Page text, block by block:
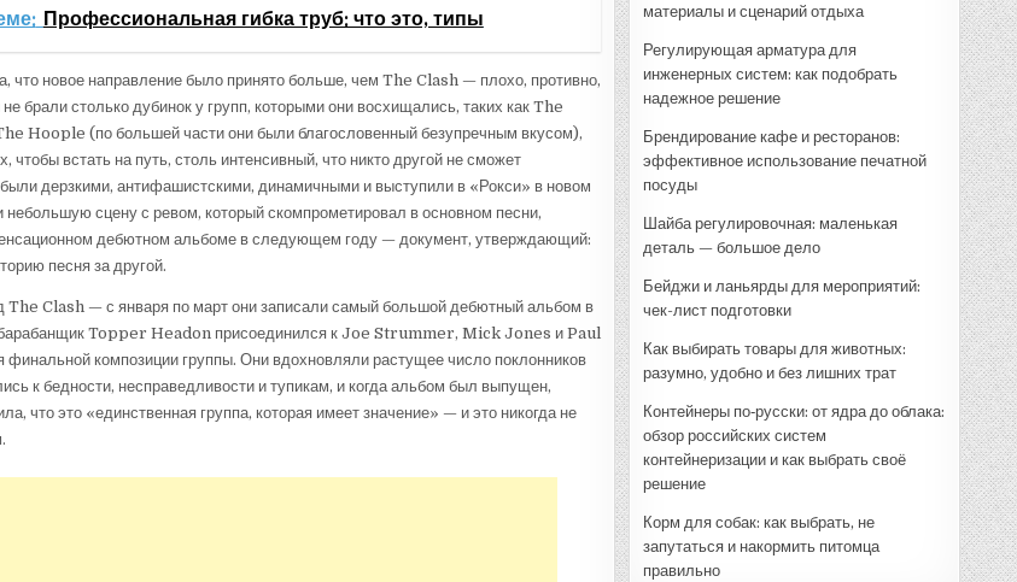
Профессиональная гибка труб: что это, типы
что новое направление было принято больше, чем The Clash — плохо, противно,
брали столько дубинок у групп, которыми они восхищались, таких как The
Hoople (по большей части они были благословенный безупречным вкусом),
чтобы встать на путь, столь интенсивный, что никто другой не сможет
дерзкими, антифашистскими, динамичными и выступили в «Рокси» в новом
небольшую сцену с ревом, который скомпрометировал в основном песни,
дебютном альбоме в следующем году — документ, утверждающий:
песня за другой.
The ​​Clash — с января по март они записали самый большой дебютный альбом в
барабанщик Topper Headon присоединился к Joe Strummer, Mick Jones и Paul
композиции группы. Они вдохновляли растущее число поклонников
к бедности, несправедливости и тупикам, и когда альбом был выпущен,
что это «единственная группа, которая имеет значение» — и это никогда не
материалы и сценарий отдыха
Регулирующая арматура для
инженерных систем: как подобрать
надежное решение
Брендирование кафе и ресторанов:
эффективное использование печатной
посуды
Шайба регулировочная: маленькая
деталь — большое дело
Бейджи и ланьярды для мероприятий:
чек-лист подготовки
Как выбирать товары для животных:
разумно, удобно и без лишних трат
Контейнеры по‑русски: от ядра до облака:
обзор российских систем
контейнеризации и как выбрать своё
решение
Корм для собак: как выбрать, не
запутаться и накормить питомца
правильно